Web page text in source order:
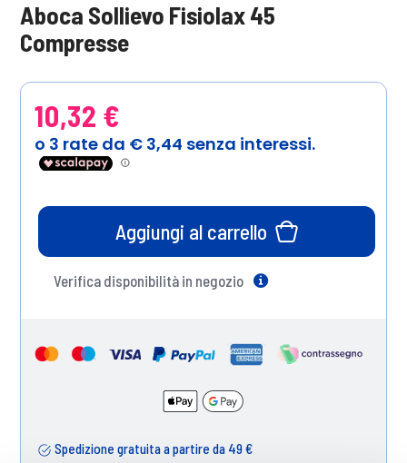
Aboca Sollievo Fisiolax 45
Compresse
10,32 €
Aggiungi al carrello
Verifica disponibilità in negozio
Spedizione gratuita a partire da 49 €